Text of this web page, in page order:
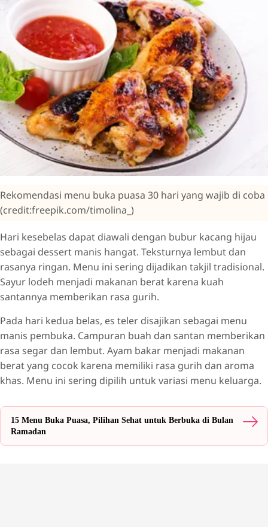
Rekomendasi menu buka puasa 30 hari yang wajib di coba
(credit:freepik.com/timolina_)
Hari kesebelas dapat diawali dengan bubur kacang hijau
sebagai dessert manis hangat. Teksturnya lembut dan
rasanya ringan. Menu ini sering dijadikan takjil tradisional.
Sayur lodeh menjadi makanan berat karena kuah
santannya memberikan rasa gurih.
Pada hari kedua belas, es teler disajikan sebagai menu
manis pembuka. Campuran buah dan santan memberikan
rasa segar dan lembut. Ayam bakar menjadi makanan
berat yang cocok karena memiliki rasa gurih dan aroma
khas. Menu ini sering dipilih untuk variasi menu keluarga.
15 Menu Buka Puasa, Pilihan Sehat untuk Berbuka di Bulan
Ramadan